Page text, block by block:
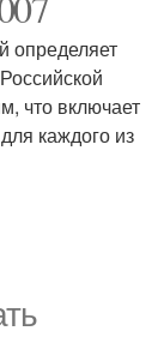
определяет
что включает
каждого из